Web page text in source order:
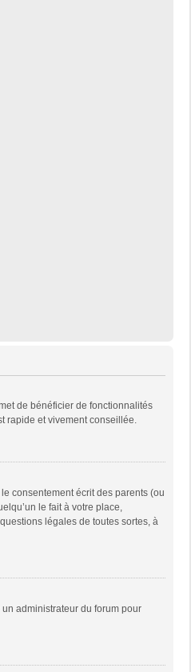
de bénéficier de fonctionnalités
rapide et vivement conseillée.
consentement écrit des parents (ou
le fait à votre place,
légales de toutes sortes, à
administrateur du forum pour